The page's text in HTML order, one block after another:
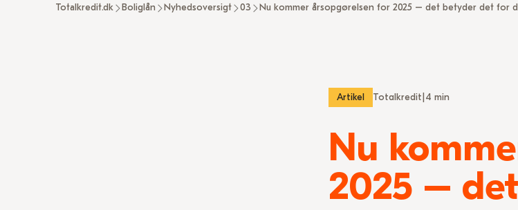
Totalkredit.dk Boliglån Nyhedsoversigt 03 Nu kommer årsopgørelsen for 2025 – det betyder det for
Artikel Totalkredit 4 min
Nu
2025 –